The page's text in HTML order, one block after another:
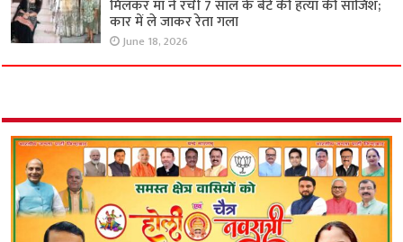
मिलकर मां ने रची 7 साल के बेटे की हत्या की साजिश;
कार में ले जाकर रेता गला
June 18, 2026